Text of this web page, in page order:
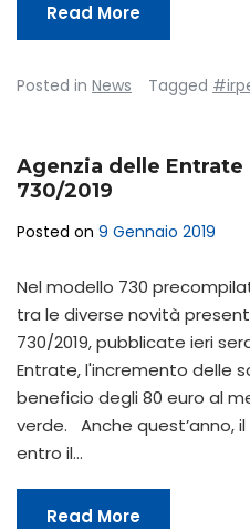
Read More
Posted in News Tagged
Agenzia delle Entrate
730/2019
Posted on 9 Gennaio 2019
Nel modello 730
tra le diverse novità
730/2019, pubblicate ieri
Entrate, l'incremento delle
beneficio degli 80 euro al
verde. Anche quest’anno,
entro il…
Read More